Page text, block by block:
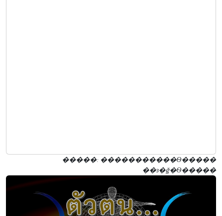
�����: �����������Ѳ�����
��з�ǧ�Ѳ�����